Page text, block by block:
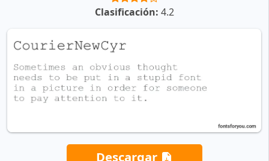
Clasificación: 4.2
Descargar